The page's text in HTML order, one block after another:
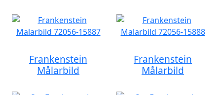
Frankenstein
Målarbild
Frankenstein
Målarbild